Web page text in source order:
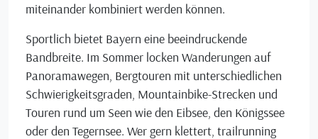
miteinander kombiniert werden können.
Sportlich bietet Bayern eine beeindruckende
Bandbreite. Im Sommer locken Wanderungen auf
Panoramawegen, Bergtouren mit unterschiedlichen
Schwierigkeitsgraden, Mountainbike-Strecken und
Touren rund um Seen wie den Eibsee, den Königssee
oder den Tegernsee. Wer gern klettert, trailrunning